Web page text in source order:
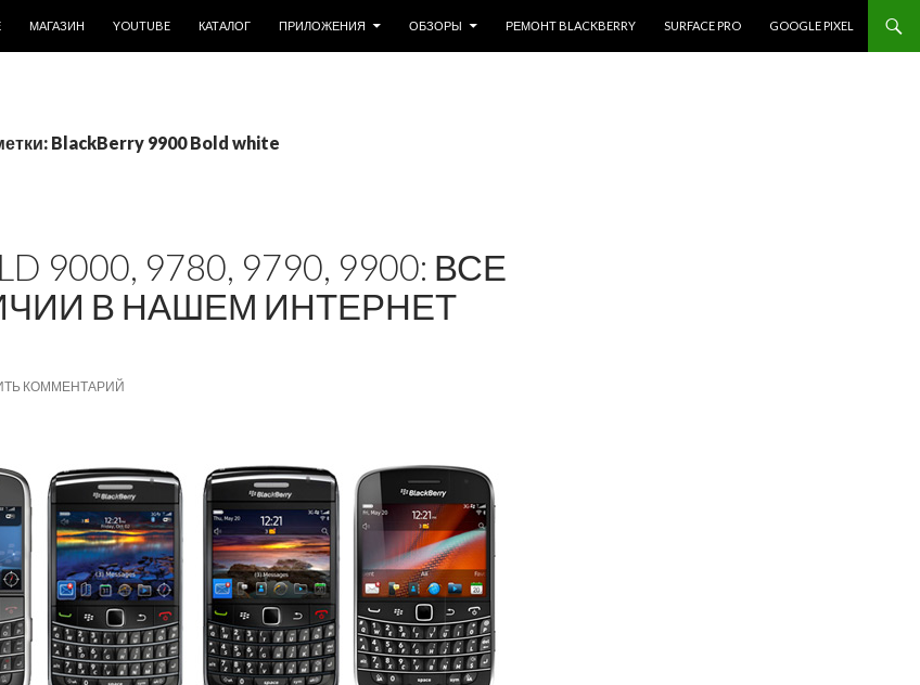
МАГАЗИН YOUTUBE КАТАЛОГ ПРИЛОЖЕНИЯ ОБЗОРЫ РЕМОНТ BLACKBERRY SURFACE PRO GOOGLE PIXEL
BlackBerry 9900 Bold white
9000, 9780, 9790, 9900: ВСЕ
В НАШЕМ ИНТЕРНЕТ
КОММЕНТАРИЙ